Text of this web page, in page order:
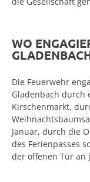
WO
Die Feuerwehr
Gladenbach durch
Kirschenmarkt,
Januar, durch die
des Ferienpasses
der offenen Tür an